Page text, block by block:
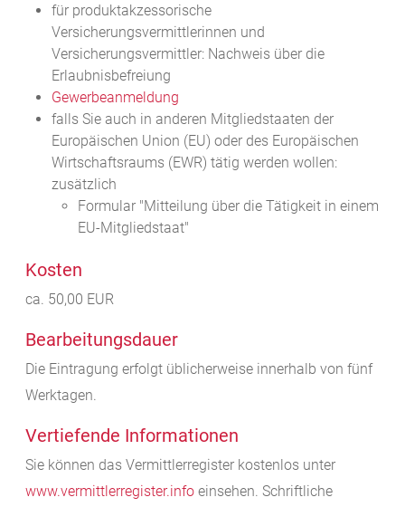
für produktakzessorische
Versicherungsvermittlerinnen und
Versicherungsvermittler: Nachweis über die
Erlaubnisbefreiung
Gewerbeanmeldung
falls Sie auch in anderen Mitgliedstaaten der
Europäischen Union (EU) oder des Europäischen
Wirtschaftsraums (EWR) tätig werden wollen:
zusätzlich
Formular "Mitteilung über die Tätigkeit in einem
EU-Mitgliedstaat"
Kosten
ca. 50,00 EUR
Bearbeitungsdauer
Die Eintragung erfolgt üblicherweise innerhalb von fünf
Werktagen.
Vertiefende Informationen
Sie können das Vermittlerregister kostenlos unter
www.vermittlerregister.info einsehen. Schriftliche